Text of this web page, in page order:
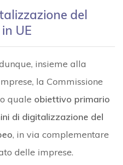
del
UE
insieme alla
la Commissione
quale obiettivo primario
di digitalizzazione del
, in via complementare
delle imprese.